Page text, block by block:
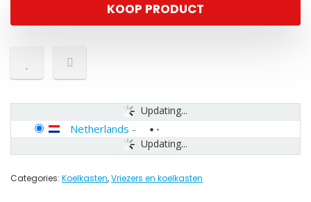
KOOP PRODUCT
Updating...
Updating...
Netherlands -
Categories: Koelkasten,Vriezers en koelkasten